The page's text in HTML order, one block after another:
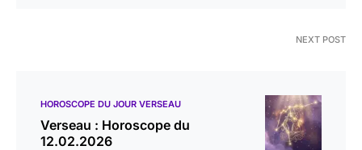
NEXT POST
HOROSCOPE DU JOUR VERSEAU
Verseau : Horoscope du
12.02.2026